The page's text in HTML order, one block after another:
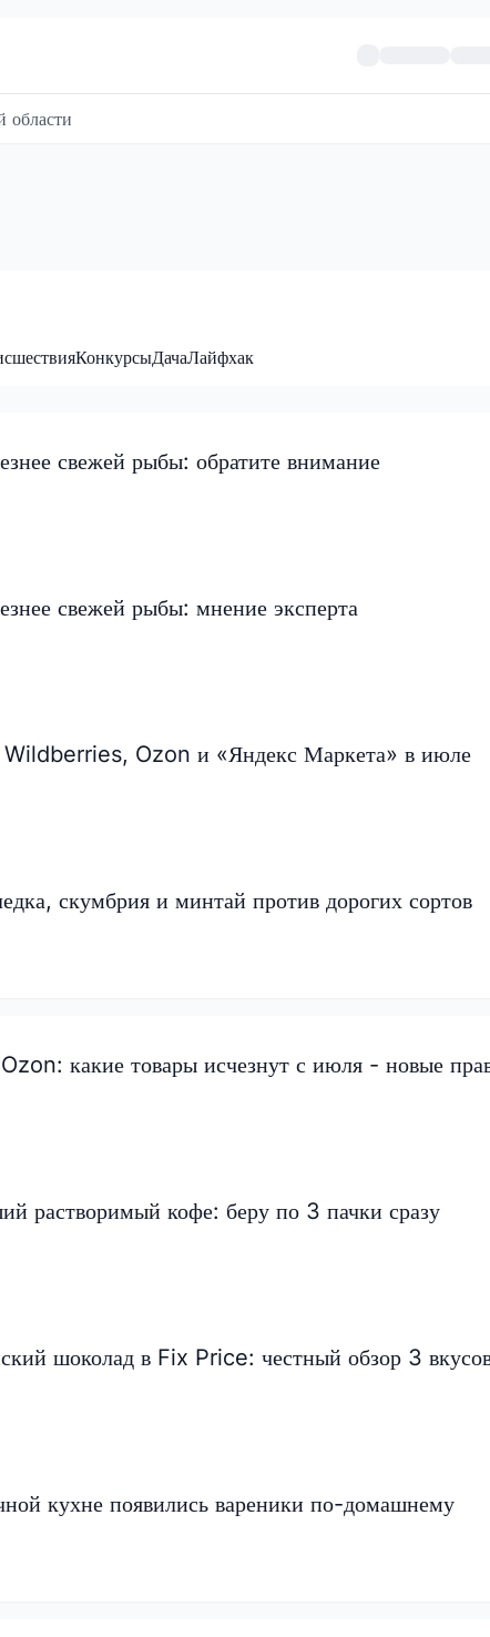
области
КонкурсыДачаЛайфхак
свежей рыбы: обратите внимание
свежей рыбы: мнение эксперта
Wildberries, Ozon и «Яндекс Маркета» в июле
скумбрия и минтай против дорогих сортов
какие товары исчезнут с июля - новые
растворимый кофе: беру по 3 пачки сразу
шоколад в Fix Price: честный обзор 3
кухне появились вареники по-домашнему